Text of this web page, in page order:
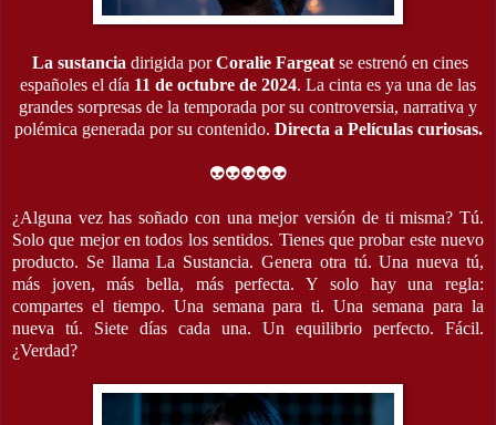
La sustancia dirigida porCoralie Fargeat se estrenó en cines
españoles el día 11 de octubre de 2024. La cinta es ya una de las
grandes sorpresas de la temporada por su controversia, narrativa y
polémica generada por su contenido. Directa a Películas curiosas.
👽👽👽👽👽
¿Alguna vez has soñado con una mejor versión de ti misma? Tú.
Solo que mejor en todos los sentidos. Tienes que probar este nuevo
producto. Se llama La Sustancia. Genera otra tú. Una nueva tú,
más joven, más bella, más perfecta. Y solo hay una regla:
compartes el tiempo. Una semana para ti. Una semana para la
nueva tú. Siete días cada una. Un equilibrio perfecto. Fácil.
¿Verdad?